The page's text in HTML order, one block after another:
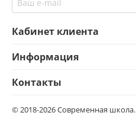
Кабинет клиента
Информация
Контакты
© 2018-2026 Современная школа.